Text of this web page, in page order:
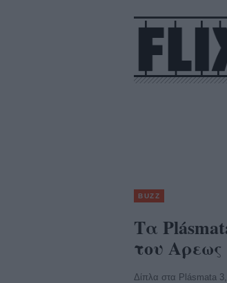
BUZZ
Τα
του Αρεως
Δίπλα στα Plásmata 3,